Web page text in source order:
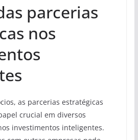
parcerias
nos
as parcerias estratégicas
crucial em diversos
investimentos inteligentes.